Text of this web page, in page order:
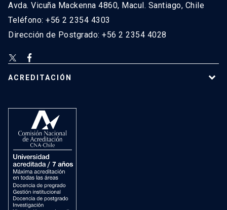
Avda. Vicuña Mackenna 4860, Macul. Santiago, Chile
Teléfono: +56 2 2354 4303
Dirección de Postgrado: +56 2 2354 4028
ACREDITACIÓN